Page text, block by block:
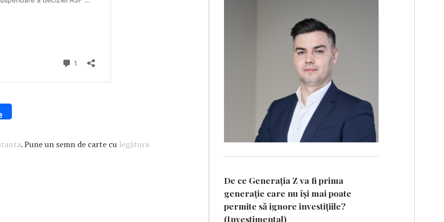
. Pune un semn de carte cu legătura
De ce Generația Z va fi prima
generație care nu își mai poate
permite să ignore investițiile?
(Investimental)